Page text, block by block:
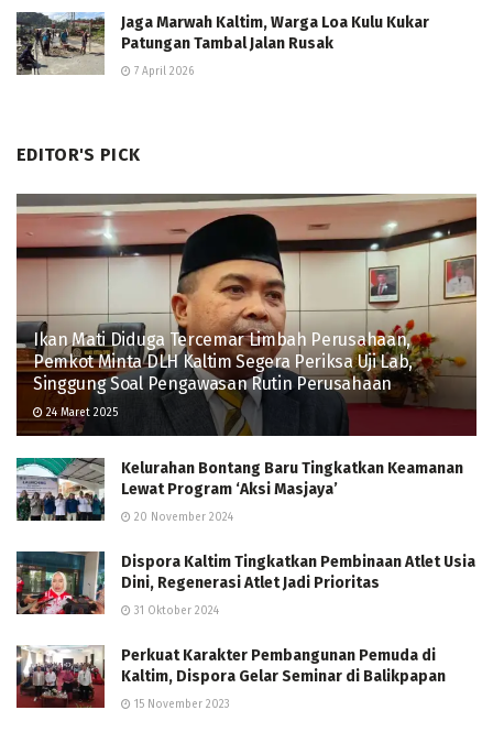
Jaga Marwah Kaltim, Warga Loa Kulu Kukar
Patungan Tambal Jalan Rusak
7 April 2026
EDITOR'S PICK
Ikan Mati Diduga Tercemar Limbah Perusahaan,
Pemkot Minta DLH Kaltim Segera Periksa Uji Lab,
Singgung Soal Pengawasan Rutin Perusahaan
24 Maret 2025
Kelurahan Bontang Baru Tingkatkan Keamanan
Lewat Program ‘Aksi Masjaya’
20 November 2024
Dispora Kaltim Tingkatkan Pembinaan Atlet Usia
Dini, Regenerasi Atlet Jadi Prioritas
31 Oktober 2024
Perkuat Karakter Pembangunan Pemuda di
Kaltim, Dispora Gelar Seminar di Balikpapan
15 November 2023